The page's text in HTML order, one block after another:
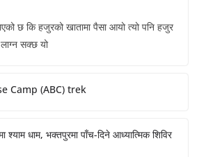
छ कि हजुरको खातामा पैसा आयो त्यो पनि हजुर
सक्छ यो
Camp (ABC) trek
श्याम धाम, भक्तपुरमा पाँच-दिने आध्यात्मिक शिविर